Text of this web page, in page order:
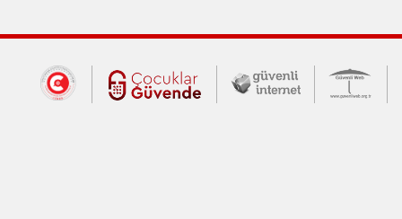
Dış Bağlantılar
Cumhurbaşkanlığı İletişim Merkezi
Çocuklar Güvende (yeni
Güvenli